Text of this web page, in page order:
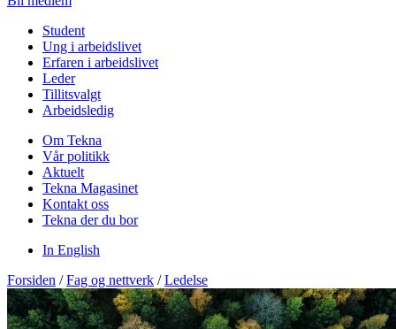
Student
Ung i arbeidslivet
Erfaren i arbeidslivet
Leder
Tillitsvalgt
Arbeidsledig
Om Tekna
Vår politikk
Aktuelt
Tekna Magasinet
Kontakt oss
Tekna der du bor
In English
Forsiden / Fag og nettverk / Ledelse